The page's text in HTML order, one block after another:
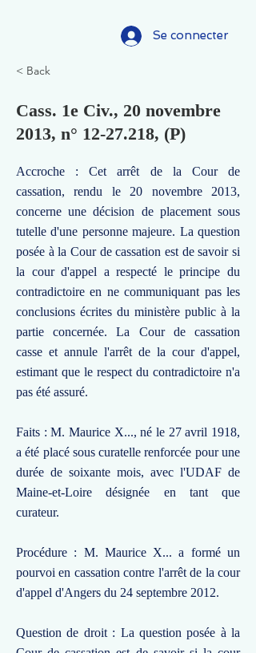
Se connecter
< Back
Cass. 1e Civ., 20 novembre
2013, n° 12-27.218, (P)
Accroche : Cet arrêt de la Cour de
cassation, rendu le 20 novembre 2013,
concerne une décision de placement sous
tutelle d'une personne majeure. La question
posée à la Cour de cassation est de savoir si
la cour d'appel a respecté le principe du
contradictoire en ne communiquant pas les
conclusions écrites du ministère public à la
partie concernée. La Cour de cassation
casse et annule l'arrêt de la cour d'appel,
estimant que le respect du contradictoire n'a
pas été assuré.
Faits : M. Maurice X..., né le 27 avril 1918,
a été placé sous curatelle renforcée pour une
durée de soixante mois, avec l'UDAF de
Maine-et-Loire désignée en tant que
curateur.
Procédure : M. Maurice X... a formé un
pourvoi en cassation contre l'arrêt de la cour
d'appel d'Angers du 24 septembre 2012.
Question de droit : La question posée à la